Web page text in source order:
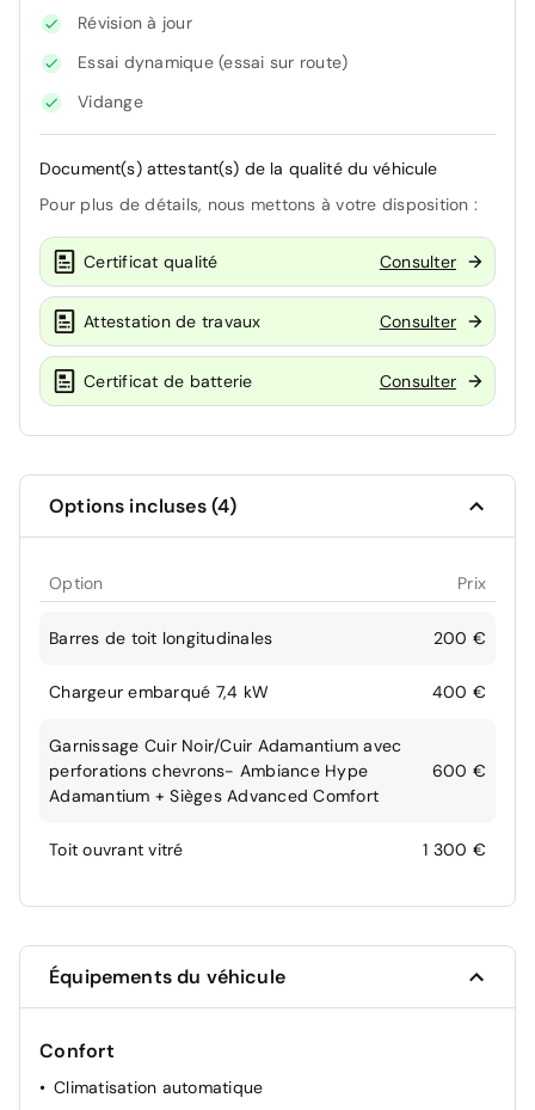
Révision à jour
Essai dynamique (essai sur route)
Vidange
Document(s) attestant(s) de la qualité du véhicule
Pour plus de détails, nous mettons à votre disposition :
Certificat qualité Consulter
Attestation de travaux Consulter
Certificat de batterie Consulter
Options incluses (4)
Option Prix
Barres de toit longitudinales 200 €
Chargeur embarqué 7,4 kW 400 €
Garnissage Cuir Noir/Cuir Adamantium avec
perforations chevrons- Ambiance Hype
Adamantium + Sièges Advanced Comfort
600 €
Toit ouvrant vitré 1 300 €
Équipements du véhicule
Confort
Climatisation automatique